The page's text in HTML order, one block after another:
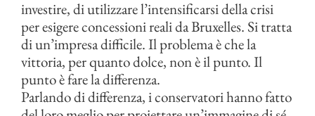
investire, di utilizzare l’intensificarsi della crisi
per esigere concessioni reali da Bruxelles. Si tratta
di un’impresa difficile. Il problema è che la
vittoria, per quanto dolce, non è il punto. Il
punto è fare la differenza.
Parlando di differenza, i conservatori hanno fatto